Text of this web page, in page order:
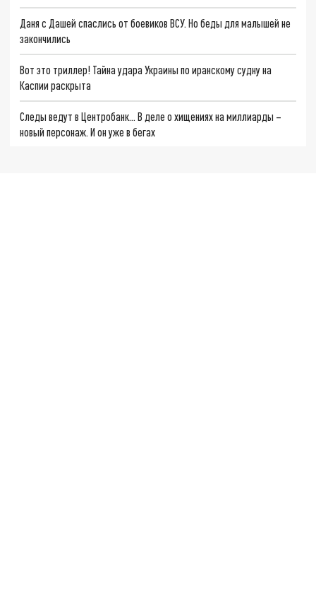
Даня с Дашей спаслись от боевиков ВСУ. Но беды для малышей не
закончились
Вот это триллер! Тайна удара Украины по иранскому судну на
Каспии раскрыта
Следы ведут в Центробанк… В деле о хищениях на миллиарды –
новый персонаж. И он уже в бегах